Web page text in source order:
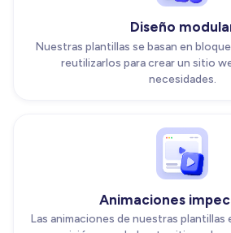
Diseño
Nuestras plantillas se basan en
reutilizarlos para crear un sitio
necesidades.
Animaciones
Las animaciones de nuestras plantillas